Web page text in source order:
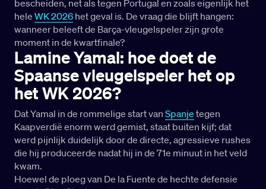
bescheiden, net als tegen Portugal en zoals eigenlijk het
hele WK 2026 het geval is. De vraag die blijft hangen:
wanneer beleeft de Barça-vleugelspeler zijn grote
moment in de kwartfinale?
Lamine Yamal: hoe doet de
Spaanse vleugelspeler het op
het WK 2026?
Dat Yamal in de rommelige start van Spanje tegen
Kaapverdië enorm werd gemist, staat buiten kijf; dat
werd pijnlijk duidelijk door de directe, agressieve rushes
die hij produceerde nadat hij in de 71e minuut in het veld
kwam.
Hoewel de ploeg van De la Fuente de hechte defensie